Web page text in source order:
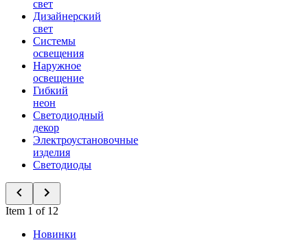
свет
Дизайнерский
свет
Системы
освещения
Наружное
освещение
Гибкий
неон
Светодиодный
декор
Электроустановочные
изделия
Светодиоды
Item 1 of 12
Новинки